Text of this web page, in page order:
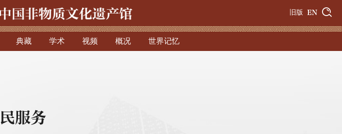
旧版
典藏 学术 视频 概况 世界记忆
服务